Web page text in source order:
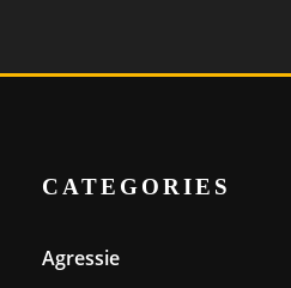
CATEGORIES
Agressie